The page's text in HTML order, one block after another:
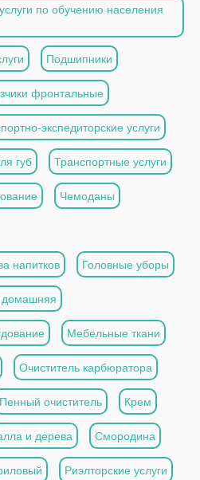
по обучению населения
Подшипники
фронтальные
экспедиторские услуги
губ Транспортные услуги
Чемоданы
напитков Головные уборы
Мебельные ткани
Очиститель карбюратора
Пенный очиститель Крем
и дерева Смородина
Риэлторские услуги